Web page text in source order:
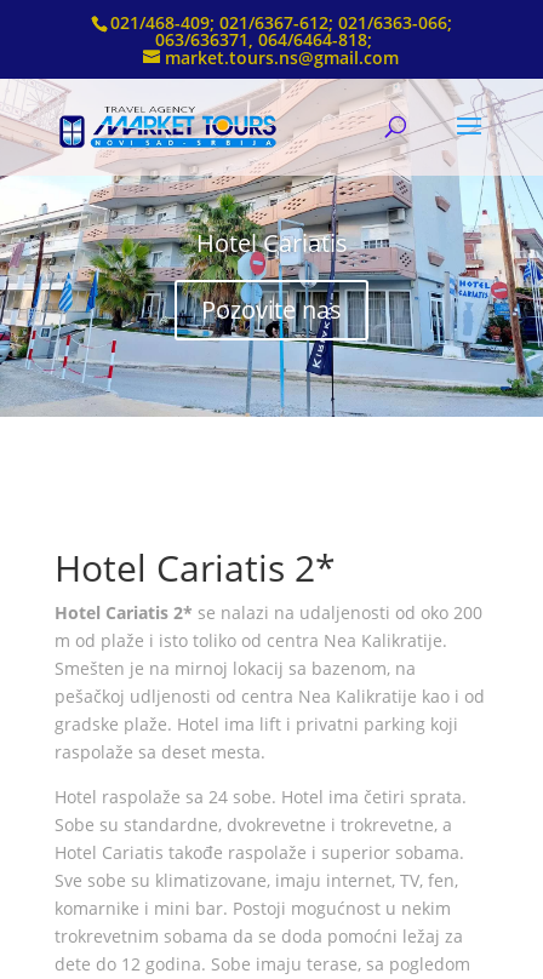
021/468-409; 021/6367-612; 021/6363-066;
063/636371, 064/6464-818;
market.tours.ns@gmail.com
Hotel Cariatis
Pozovite nas
Hotel Cariatis 2*
Hotel Cariatis 2* se nalazi na udaljenosti od oko 200
m od plaže i isto toliko od centra Nea Kalikratije.
Smešten je na mirnoj lokacij sa bazenom, na
pešačkoj udljenosti od centra Nea Kalikratije kao i od
gradske plaže. Hotel ima lift i privatni parking koji
raspolaže sa deset mesta.
Hotel raspolaže sa 24 sobe. Hotel ima četiri sprata.
Sobe su standardne, dvokrevetne i trokrevetne, a
Hotel Cariatis takođe raspolaže i superior sobama.
Sve sobe su klimatizovane, imaju internet, TV, fen,
komarnike i mini bar. Postoji mogućnost u nekim
trokrevetnim sobama da se doda pomoćni ležaj za
dete do 12 godina. Sobe imaju terase, sa pogledom